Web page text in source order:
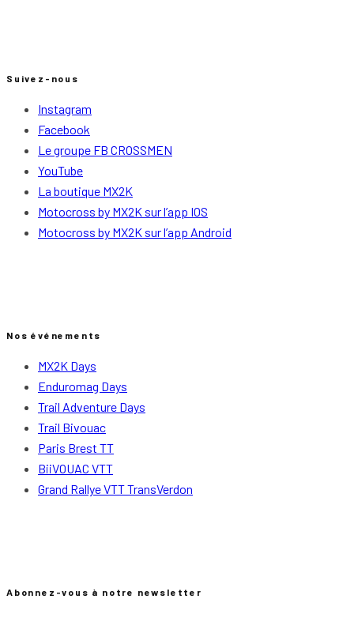
Suivez-nous
Instagram
Facebook
Le groupe FB CROSSMEN
YouTube
La boutique MX2K
Motocross by MX2K sur l’app IOS
Motocross by MX2K sur l’app Android
Nos événements
MX2K Days
Enduromag Days
Trail Adventure Days
Trail Bivouac
Paris Brest TT
BiiVOUAC VTT
Grand Rallye VTT TransVerdon
Abonnez-vous à notre newsletter